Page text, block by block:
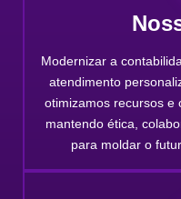
Modernizar a
atendimento
otimizamos recursos e
mantendo ética,
para moldar o